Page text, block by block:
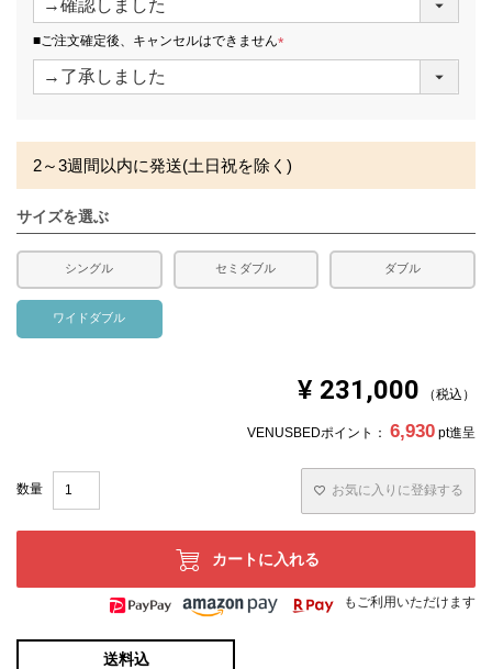
)
■ご注文確定後、キャンセルはできません
(
2～3週間以内に発送(土日祝を除く)
サイズを選ぶ
シングル セミダブル ダブル
ワイドダブル
¥ 231,000 税込
VENUSBEDポイント： 6,930 pt進呈
お気に入りに登録する
カートに入れる
もご利用いただけます
送料込